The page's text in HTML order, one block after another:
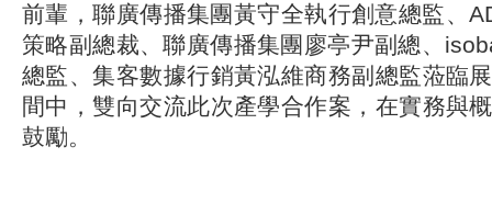
前輩，聯廣傳播集團黃守全執行創意總監、
策略副總裁、聯廣傳播集團廖亭尹副總、
總監、集客數據行銷黃泓維商務副總監蒞臨
間中，雙向交流此次產學合作案，在實務與
鼓勵。